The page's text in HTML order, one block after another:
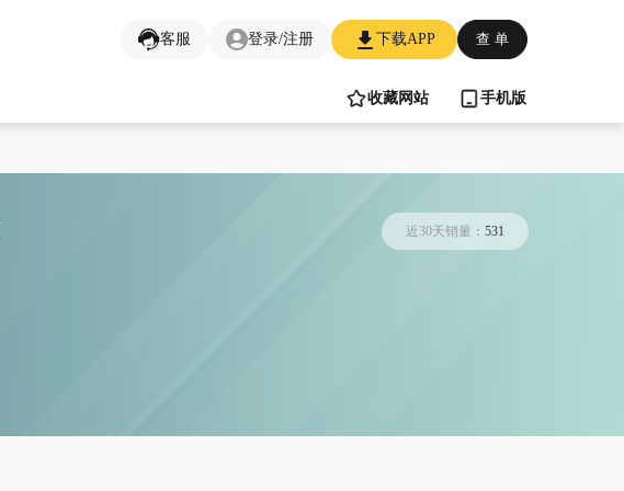
客服 登录/注册 下载APP 查 单
收藏网站 手机版
近30天销量： 531